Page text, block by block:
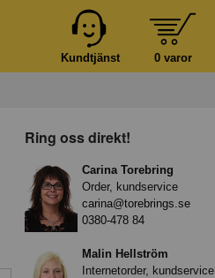
0 varor
Kundtjänst
Ring oss direkt!
Carina Torebring
Order, kundservice
carina@torebrings.se
0380-478 84
Malin Hellström
Internetorder, kundservice